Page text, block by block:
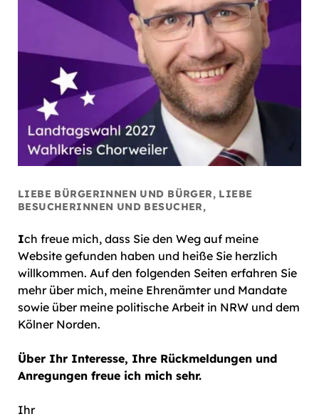
LIEBE BÜRGERINNEN UND BÜRGER, LIEBE
BESUCHERINNEN UND BESUCHER,
Ich freue mich, dass Sie den Weg auf meine
Website gefunden haben und heiße Sie herzlich
willkommen. Auf den folgenden Seiten erfahren Sie
mehr über mich, meine Ehrenämter und Mandate
sowie über meine politische Arbeit in NRW und dem
Kölner Norden.
Über Ihr Interesse, Ihre Rückmeldungen und
Anregungen freue ich mich sehr.
Ihr